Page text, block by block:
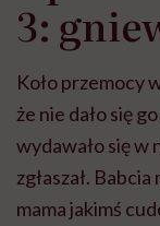
3:
Koło przemocy
że nie dało się
wydawało się w
zgłaszał.
mama jakimś